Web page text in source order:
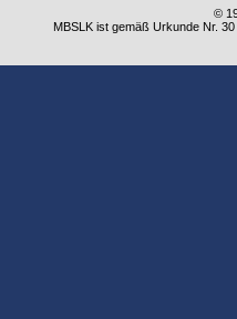
©
MBSLK ist gemäß Urkunde Nr.